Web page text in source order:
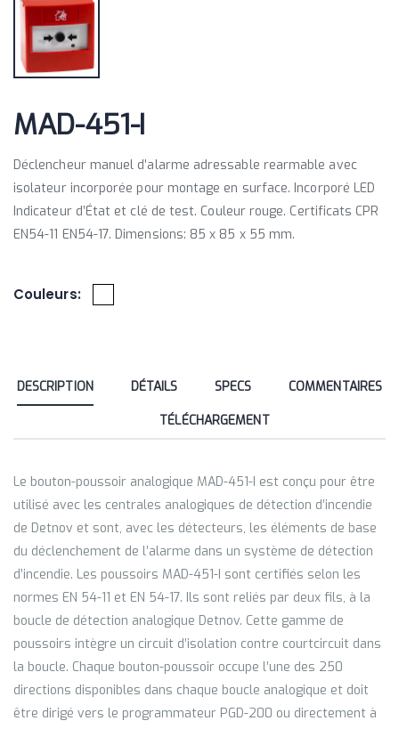
MAD-451-I
Déclencheur manuel d’alarme adressable rearmable avec
isolateur incorporée pour montage en surface. Incorporé LED
Indicateur d’État et clé de test. Couleur rouge. Certificats CPR
EN54-11 EN54-17. Dimensions: 85 x 85 x 55 mm.
Couleurs:
DESCRIPTION DÉTAILS SPECS
COMMENTAIRES
TÉLÉCHARGEMENT
Le bouton-poussoir analogique MAD-451-I est conçu pour être
utilisé avec les centrales analogiques de détection d’incendie
de Detnov et sont, avec les détecteurs, les éléments de base
du déclenchement de l’alarme dans un système de détection
d’incendie. Les poussoirs MAD-451-I sont certifiés selon les
normes EN 54-11 et EN 54-17. Ils sont reliés par deux fils, à la
boucle de détection analogique Detnov. Cette gamme de
poussoirs intègre un circuit d’isolation contre courtcircuit dans
la boucle. Chaque bouton-poussoir occupe l’une des 250
directions disponibles dans chaque boucle analogique et doit
être dirigé vers le programmateur PGD-200 ou directement à